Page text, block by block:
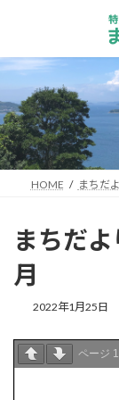
ン
へ
ス
キ
ッ
プ
ー
ョ
ン
に
移
動
HOME まちだ
まちだ
月
2022年1月25日
ページ 1